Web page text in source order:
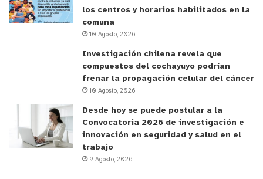
Centro Ceres Ceres
INDAP
los centros y horarios habilitados en la
comuna
10 Agosto, 2026
Investigación chilena revela que
compuestos del cochayuyo podrían
frenar la propagación celular del cáncer
10 Agosto, 2026
Desde hoy se puede postular a la
Convocatoria 2026 de investigación e
innovación en seguridad y salud en el
trabajo
9 Agosto, 2026